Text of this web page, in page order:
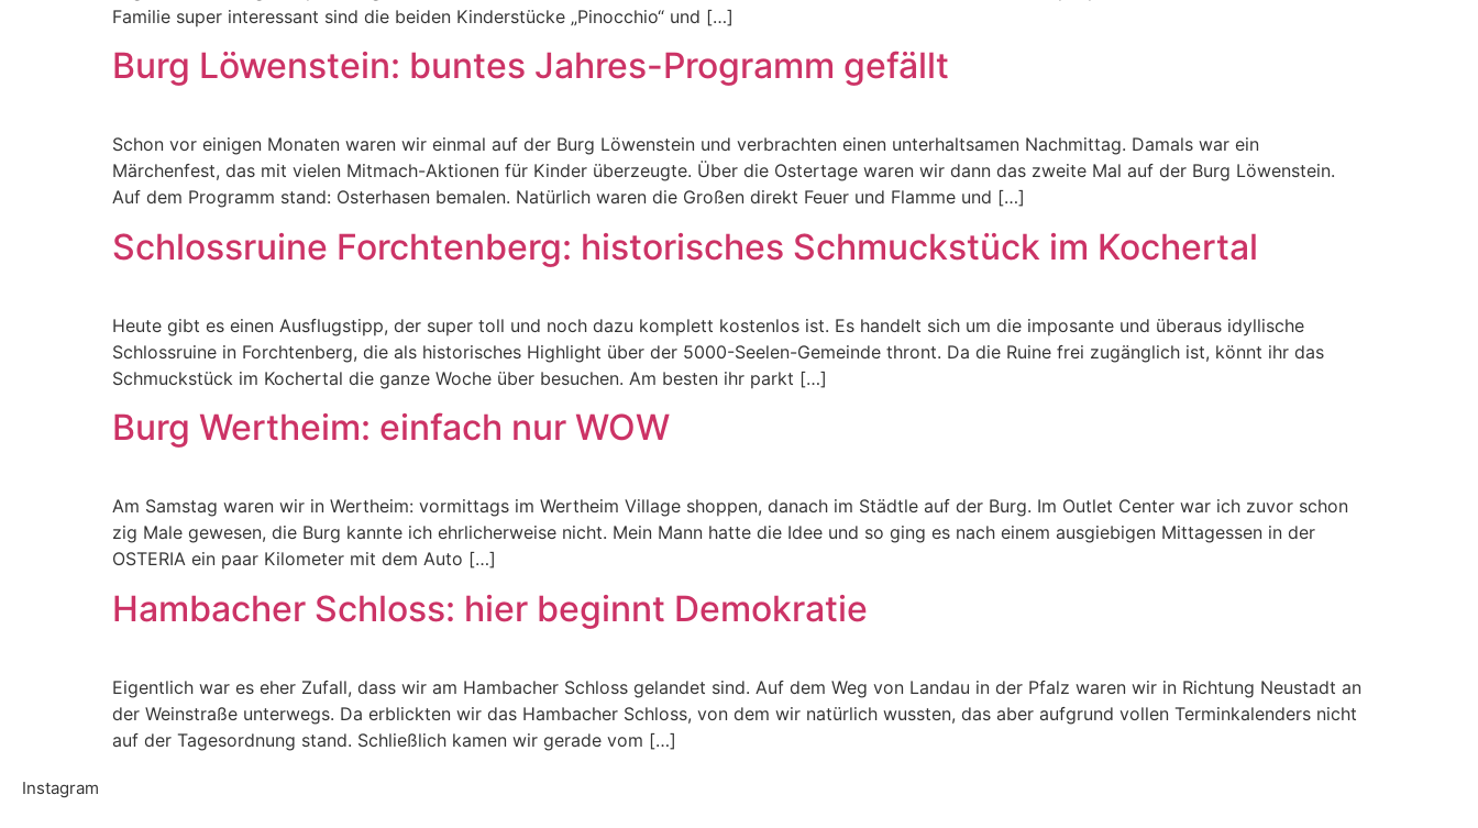
Familie super interessant sind die beiden Kinderstücke „Pinocchio“ und […]
Burg Löwenstein: buntes Jahres-Programm gefällt
Schon vor einigen Monaten waren wir einmal auf der Burg Löwenstein und verbrachten einen unterhaltsamen Nachmittag. Damals war ein
Märchenfest, das mit vielen Mitmach-Aktionen für Kinder überzeugte. Über die Ostertage waren wir dann das zweite Mal auf der Burg Löwenstein.
Auf dem Programm stand: Osterhasen bemalen. Natürlich waren die Großen direkt Feuer und Flamme und […]
Schlossruine Forchtenberg: historisches Schmuckstück im Kochertal
Heute gibt es einen Ausflugstipp, der super toll und noch dazu komplett kostenlos ist. Es handelt sich um die imposante und überaus idyllische
Schlossruine in Forchtenberg, die als historisches Highlight über der 5000-Seelen-Gemeinde thront. Da die Ruine frei zugänglich ist, könnt ihr das
Schmuckstück im Kochertal die ganze Woche über besuchen. Am besten ihr parkt […]
Burg Wertheim: einfach nur WOW
Am Samstag waren wir in Wertheim: vormittags im Wertheim Village shoppen, danach im Städtle auf der Burg. Im Outlet Center war ich zuvor schon
zig Male gewesen, die Burg kannte ich ehrlicherweise nicht. Mein Mann hatte die Idee und so ging es nach einem ausgiebigen Mittagessen in der
OSTERIA ein paar Kilometer mit dem Auto […]
Hambacher Schloss: hier beginnt Demokratie
Eigentlich war es eher Zufall, dass wir am Hambacher Schloss gelandet sind. Auf dem Weg von Landau in der Pfalz waren wir in Richtung Neustadt an
der Weinstraße unterwegs. Da erblickten wir das Hambacher Schloss, von dem wir natürlich wussten, das aber aufgrund vollen Terminkalenders nicht
auf der Tagesordnung stand. Schließlich kamen wir gerade vom […]
Instagram